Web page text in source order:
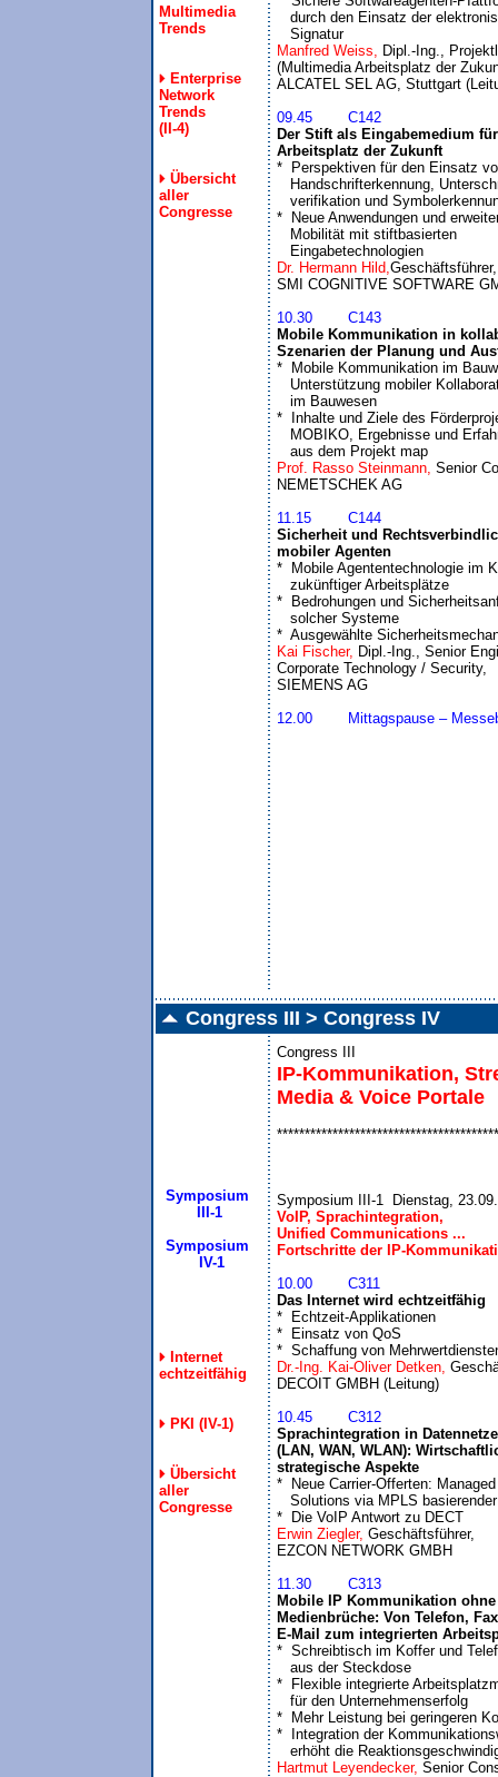
Multimedia
Trends
Enterprise
Network
Trends
(II-4)
Übersicht
aller
Congresse
durch den Einsatz der
   Signatur
Manfred Weiss, Dipl.-Ing.,
(Multimedia Arbeitsplatz der
09.45	C142
Der Stift als Eingabemedium
Arbeitsplatz der Zukunft
*  Perspektiven für den Einsatz
Handschrifterkennung,
verifikation und
*  Neue Anwendungen und
   Mobilität mit stiftbasierten
   Eingabetechnologien
Dr. Hermann Hild,Geschäftsführer,
10.30	C143
Mobile Kommunikation in
Szenarien der Planung und
*  Mobile Kommunikation im
Unterstützung mobiler
   im Bauwesen
*  Inhalte und Ziele des
MOBIKO, Ergebnisse und
   aus dem Projekt map
Prof. Rasso Steinmann, Senior
11.15	C144
Sicherheit und
mobiler Agenten
*  Mobile Agententechnologie im
   zukünftiger Arbeitsplätze
*  Bedrohungen und
   solcher Systeme
*  Ausgewählte
Kai Fischer, Dipl.-Ing., Senior
Corporate Technology / Security,
12.00	Mittagspause –
Congress III > Congress IV
Symposium
III-1
Symposium
  IV-1
Internet
echtzeitfähig
PKI (IV-1)
Übersicht
aller
Congresse
Congress III
IP-Kommunikation,
Media & Voice Portale
Symposium III-1  Dienstag,
VoIP, Sprachintegration,
Unified Communications ...
Fortschritte der IP-
10.00	C311
Das Internet wird echtzeitfähig
*  Echtzeit-Applikationen
*  Einsatz von QoS
*  Schaffung von
Dr.-Ing. Kai-Oliver Detken,
10.45	C312
Sprachintegration in Datennetze
(LAN, WAN, WLAN):
strategische Aspekte
*  Neue Carrier-Offerten:
Solutions via MPLS
*  Die VoIP Antwort zu DECT
Erwin Ziegler, Geschäftsführer,
11.30	C313
Mobile IP Kommunikation
Medienbrüche: Von Telefon,
E-Mail zum integrierten
*  Schreibtisch im Koffer und
   aus der Steckdose
*  Flexible integrierte
   für den Unternehmenserfolg
*  Mehr Leistung bei geringeren
*  Integration der
erhöht die
Hartmut Leyendecker, Senior